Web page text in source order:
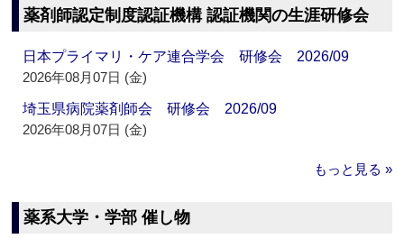
薬剤師認定制度認証機構 認証機関の生涯研修会
日本プライマリ・ケア連合学会 研修会 2026/09
2026年08月07日 (金)
埼玉県病院薬剤師会 研修会 2026/09
2026年08月07日 (金)
もっと見る »
薬系大学・学部 催し物